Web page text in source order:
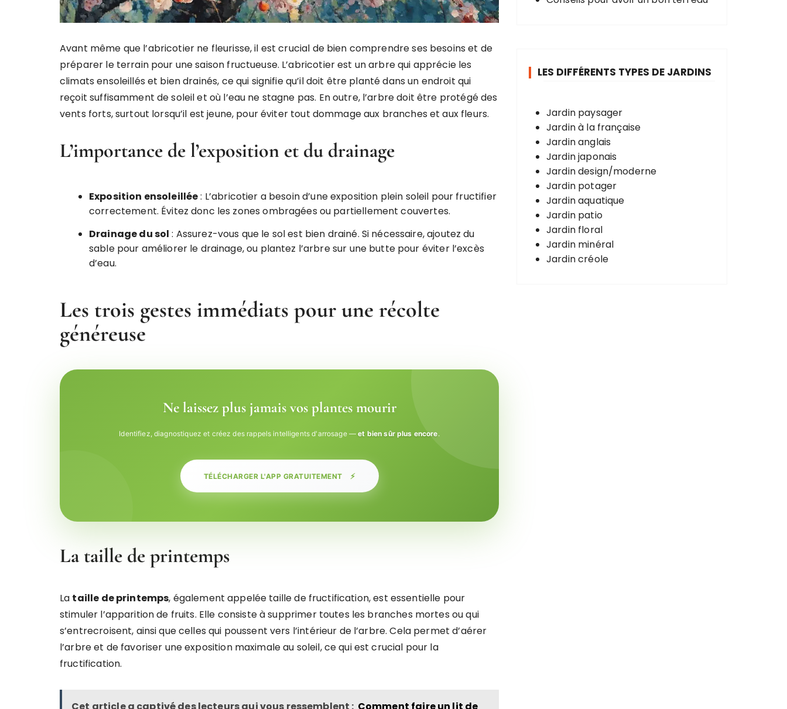
Avant même que l’abricotier ne fleurisse, il est crucial de bien comprendre ses besoins et de
préparer le terrain pour une saison fructueuse. L’abricotier est un arbre qui apprécie les
climats ensoleillés et bien drainés, ce qui signifie qu’il doit être planté dans un endroit qui
reçoit suffisamment de soleil et où l’eau ne stagne pas. En outre, l’arbre doit être protégé des
vents forts, surtout lorsqu’il est jeune, pour éviter tout dommage aux branches et aux fleurs.
L’importance de l’exposition et du drainage
Exposition ensoleillée: L’abricotier a besoin d’une exposition plein soleil pour fructifier
correctement. Évitez donc les zones ombragées ou partiellement couvertes.
Drainage du sol : Assurez-vous que le sol est bien drainé. Si nécessaire, ajoutez du
sable pour améliorer le drainage, ou plantez l’arbre sur une butte pour éviter l’excès
d’eau.
Les trois gestes immédiats pour une récolte
généreuse
Ne laissez plus jamais vos plantes mourir
Identifiez, diagnostiquez et créez des rappels intelligents d'arrosage —et bien sûr plus encore.
TÉLÉCHARGER L'APP GRATUITEMENT ⚡
La taille de printemps
La taille de printemps, également appelée taille de fructification, est essentielle pour
stimuler l’apparition de fruits. Elle consiste à supprimer toutes les branches mortes ou qui
s’entrecroisent, ainsi que celles qui poussent vers l’intérieur de l’arbre. Cela permet d’aérer
l’arbre et de favoriser une exposition maximale au soleil, ce qui est crucial pour la
fructification.
LES DIFFÉRENTS TYPES DE JARDINS
Jardin paysager
Jardin à la française
Jardin anglais
Jardin japonais
Jardin design/moderne
Jardin potager
Jardin aquatique
Jardin patio
Jardin floral
Jardin minéral
Jardin créole